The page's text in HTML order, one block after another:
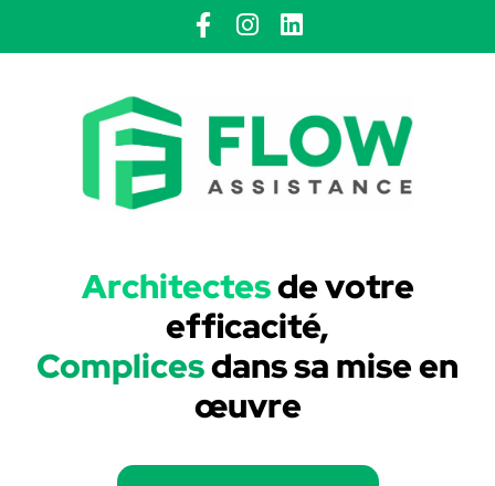
Architectesde votre
efficacité,
Complicesdans sa mise en
œuvre